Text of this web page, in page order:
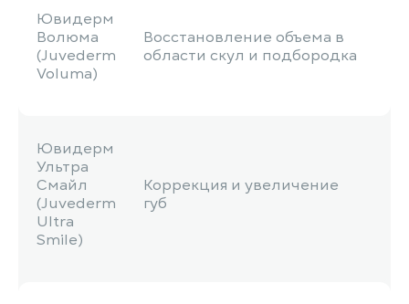
Ювидерм
Волюма
(Juvederm
Voluma)
Восстановление объема в
области скул и подбородка
Ювидерм
Ультра
Смайл
(Juvederm
Ultra
Smile)
Коррекция и увеличение
губ